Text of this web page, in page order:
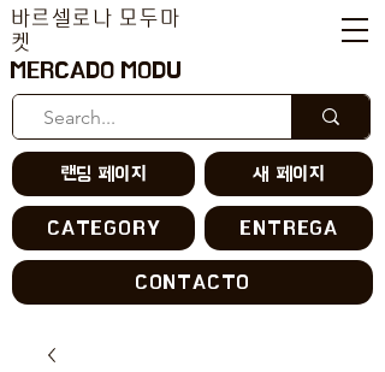
MERCADO MODU
바르셀로나 모두마
켓
랜딩 페이지 새 페이지
CATEGORY ENTREGA
CONTACTO